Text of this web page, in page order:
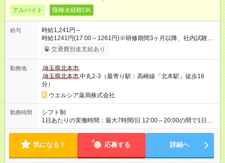
アルバイト 職種未経験OK
給与
時給1,241円～
時給1241円(17:00～1261円)※研修期間3ヶ月以降、社内試験に
よる更新判定あり 社内試験合格後、時給＋50～100円の昇給あ
り （大学生は＋20円） 試用期間あり：入社日から3ヶ月間／本
間の長さ：3ヶ月 雇用形態、給与は本採用時と同じです。
交通費別途支給あり
勤務地
埼玉県北本市
埼玉県北本市中丸2-3（最寄り駅：高崎線「北本駅」徒歩16
分）
ウエルシア薬局株式会社
勤務時間
シフト制
1日あたりの実働時間：最大7時間/日 12:00～20:00の間で1日4
時間～応相談 ☆週3日～応相談 ※勤務曜日応相談 ☆未経験・無
気になる！ 応募する 詳細へ